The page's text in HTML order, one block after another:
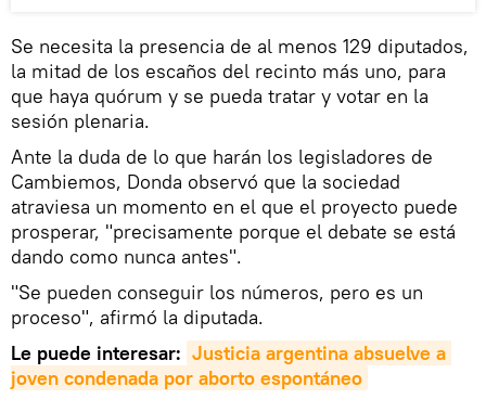
Se necesita la presencia de al menos 129 diputados,
la mitad de los escaños del recinto más uno, para
que haya quórum y se pueda tratar y votar en la
sesión plenaria.
Ante la duda de lo que harán los legisladores de
Cambiemos, Donda observó que la sociedad
atraviesa un momento en el que el proyecto puede
prosperar, "precisamente porque el debate se está
dando como nunca antes".
"Se pueden conseguir los números, pero es un
proceso", afirmó la diputada.
Le puede interesar: Justicia argentina absuelve a
joven condenada por aborto espontáneo